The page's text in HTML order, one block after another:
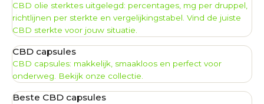
CBD olie sterktes uitgelegd: percentages, mg per druppel,
richtlijnen per sterkte en vergelijkingstabel. Vind de juiste
CBD sterkte voor jouw situatie.
CBD capsules
CBD capsules: makkelijk, smaakloos en perfect voor
onderweg. Bekijk onze collectie.
Beste CBD capsules